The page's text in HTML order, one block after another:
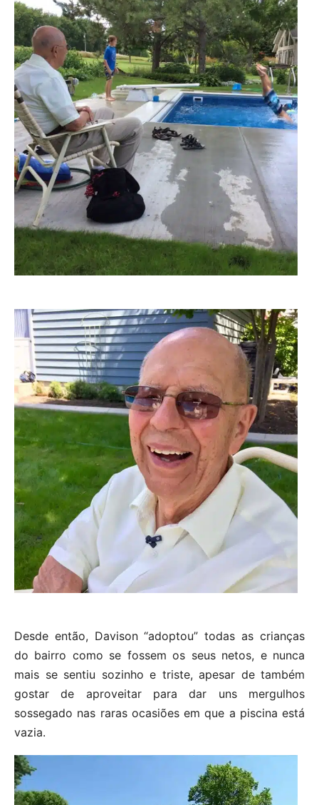
Desde então, Davison “adoptou” todas as crianças
do bairro como se fossem os seus netos, e nunca
mais se sentiu sozinho e triste, apesar de também
gostar de aproveitar para dar uns mergulhos
sossegado nas raras ocasiões em que a piscina está
vazia.